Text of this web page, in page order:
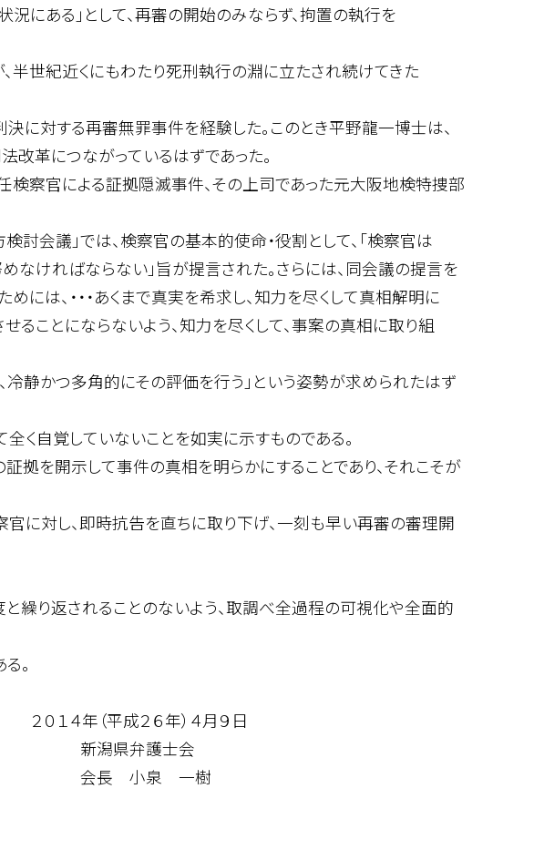
にある」として、再審の開始のみならず、拘置の執行を
、半世紀近くにもわたり死刑執行の淵に立たされ続けてきた
に対する再審無罪事件を経験した。このとき平野龍一博士は、
改革につながっているはずであった。
検察官による証拠隠滅事件、その上司であった元大阪地検特捜部
会議」では、検察官の基本的使命・役割として、「検察官は
なければならない」旨が提言された。さらには、同会議の提言を
は、・・・あくまで真実を希求し、知力を尽くして真相解明に
ることにならないよう、知力を尽くして、事案の真相に取り組
冷静かつ多角的にその評価を行う」という姿勢が求められたはず
く自覚していないことを如実に示すものである。
拠を開示して事件の真相を明らかにすることであり、それこそが
に対し、即時抗告を直ちに取り下げ、一刻も早い再審の審理開
繰り返されることのないよう、取調べ全過程の可視化や全面的
。
４月９日
会
樹